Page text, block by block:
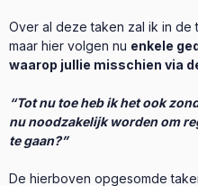
Over al deze taken zal ik in de
maar hier volgen nu enkele
waarop jullie misschien via
“Tot nu toe heb ik het ook
nu noodzakelijk worden om
te gaan?”
De hierboven opgesomde